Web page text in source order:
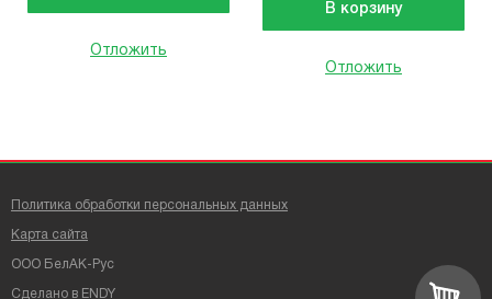
Отложить
В корзину
Отложить
ООО БелАК-Рус
Политика обработки персональных данных
Карта сайта
Сделано в ENDY